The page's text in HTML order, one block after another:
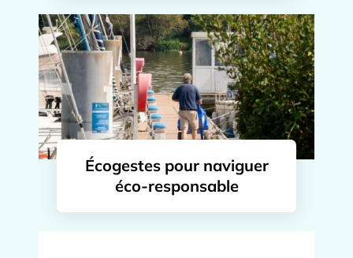
Écogestes pour naviguer
éco-responsable